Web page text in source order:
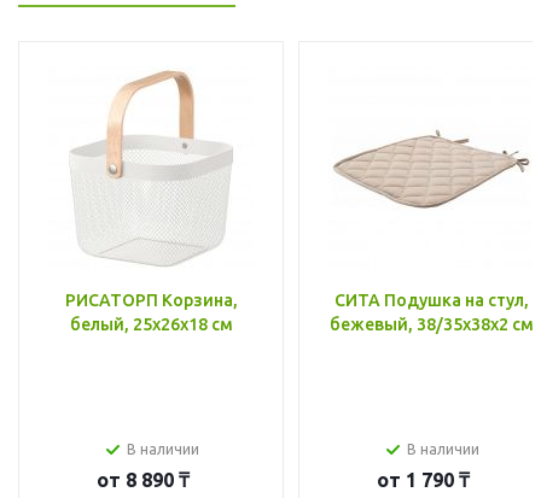
РИСАТОРП Корзина,
белый, 25x26x18 см
В наличии
от 8 890 ₸
СИТА Подушка на стул,
бежевый, 38/35x38x2 см
В наличии
от 1 790 ₸